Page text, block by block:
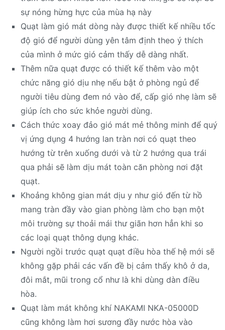
sự nóng hừng hực của mùa hạ này
Quạt làm gió mát dòng này được thiết kế nhiều tốc
độ gió để người dùng yên tâm định theo ý thích
của mình ở mức gió cảm thấy dễ dàng nhất.
Thêm nữa quạt được có thiết kế thêm vào một
chức năng gió dịu nhẹ nếu bật ở phòng ngủ để
người tiêu dùng đem nó vào để, cấp gió nhẹ làm sẽ
giúp ích cho sức khỏe người dùng.
Cách thức xoay đảo gió mát mẻ thông minh để quý
vị ứng dụng 4 hướng lan tràn nơi có quạt theo
hướng từ trên xuống dưới và từ 2 hướng qua trái
qua phải sẽ làm dịu mát toàn căn phòng nơi đặt
quạt.
Khoảng không gian mát dịu y như gió đến từ hồ
mang tràn đầy vào gian phòng làm cho bạn một
môi trường sự thoải mái thư giãn hơn hẳn khi so
các loại quạt thông dụng khác.
Người ngồi trước quạt quạt điều hòa thế hệ mới sẽ
không gặp phải các vấn đề bị cảm thấy khô ở da,
đôi mắt, mũi trong cổ như là khi dùng dàn điều
hòa.
Quạt làm mát không khí NAKAMI NKA-05000D
cũng không làm hơi sương đầy nước hòa vào